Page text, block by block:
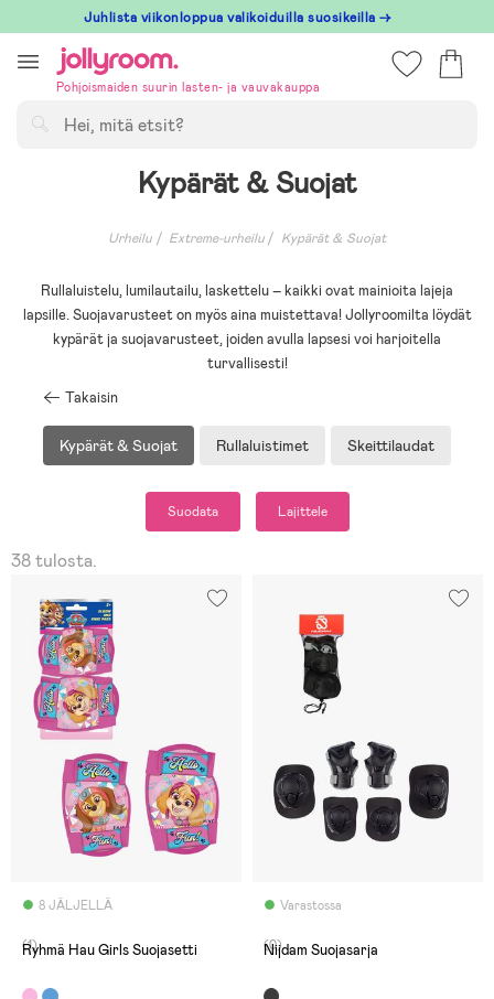
till
innehållet
Juhlista viikonloppua valikoiduilla suosikeilla →
Pohjoismaiden suurin lasten- ja vauvakauppa
Kypärät & Suojat
Urheilu Extreme-urheilu Kypärät & Suojat
Rullaluistelu, lumilautailu, laskettelu – kaikki ovat mainioita lajeja
lapsille. Suojavarusteet on myös aina muistettava! Jollyroomilta löydät
kypärät ja suojavarusteet, joiden avulla lapsesi voi harjoitella
turvallisesti!
Takaisin
Kypärät & Suojat Rullaluistimet Skeittilaudat
Suodata Lajittele
38 tulosta.
8 JÄLJELLÄ
(1)
Ryhmä Hau Girls Suojasetti
Varastossa
(0)
Nijdam Suojasarja